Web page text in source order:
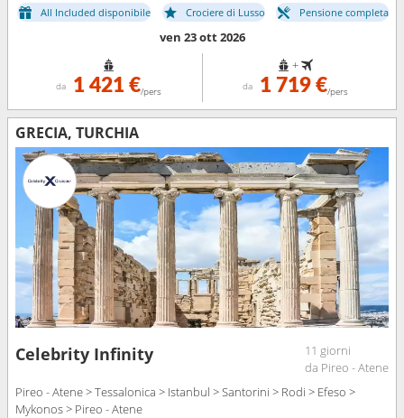
All Included disponibile Crociere di Lusso Pensione completa
ven 23 ott 2026
da 1 421 €/pers
+
da 1 719 €/pers
GRECIA, TURCHIA
Celebrity Infinity
11 giorni
da Pireo - Atene
Pireo - Atene > Tessalonica > Istanbul > Santorini > Rodi > Efeso >
Mykonos > Pireo - Atene